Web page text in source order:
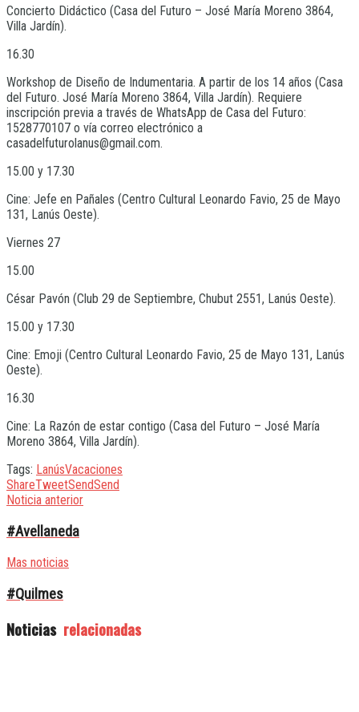
Concierto Didáctico (Casa del Futuro – José María Moreno 3864,
Villa Jardín).
16.30
Workshop de Diseño de Indumentaria. A partir de los 14 años (Casa
del Futuro. José María Moreno 3864, Villa Jardín). Requiere
inscripción previa a través de WhatsApp de Casa del Futuro:
1528770107 o vía correo electrónico a
casadelfuturolanus@gmail.com.
15.00 y 17.30
Cine: Jefe en Pañales (Centro Cultural Leonardo Favio, 25 de Mayo
131, Lanús Oeste).
Viernes 27
15.00
César Pavón (Club 29 de Septiembre, Chubut 2551, Lanús Oeste).
15.00 y 17.30
Cine: Emoji (Centro Cultural Leonardo Favio, 25 de Mayo 131, Lanús
Oeste).
16.30
Cine: La Razón de estar contigo (Casa del Futuro – José María
Moreno 3864, Villa Jardín).
Tags: LanúsVacaciones
ShareTweetSendSend
Noticia anterior
#Avellaneda
Mas noticias
#Quilmes
Noticias relacionadas